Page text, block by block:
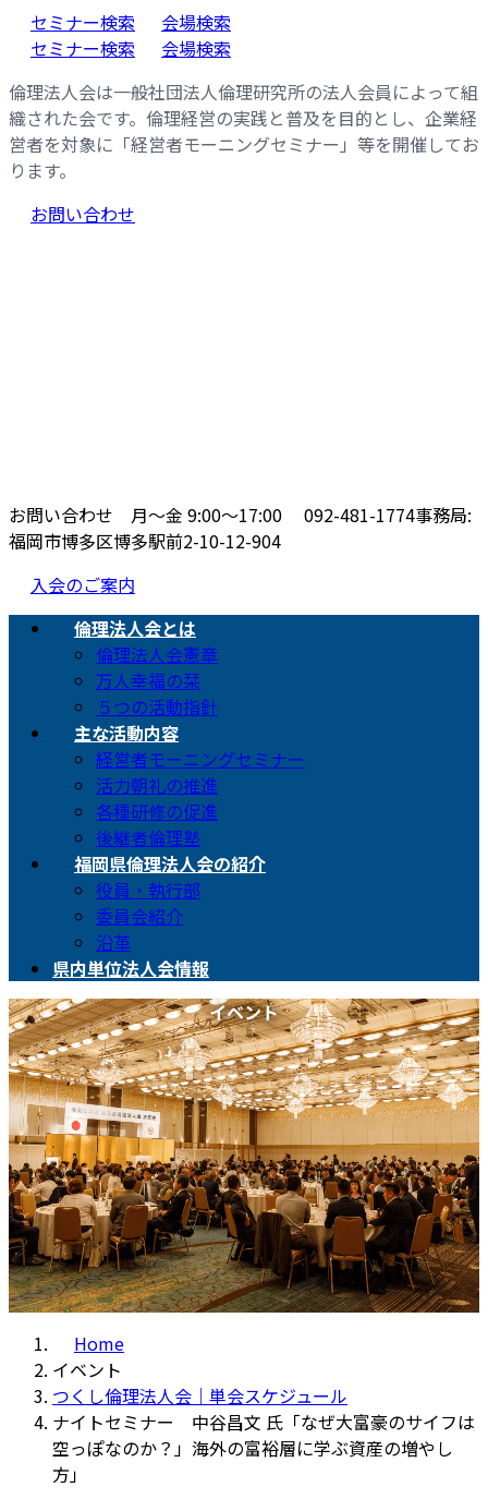
ン
ツ
へ
ス
ー
シ
ョ
ン
セミナー検索
会場検索
セミナー検索
会場検索
倫理法人会は一般社団法人倫理研究所の法人会員によって組
織された会です。倫理経営の実践と普及を目的とし、企業経
営者を対象に「経営者モーニングセミナー」等を開催してお
ります。
お問い合わせ
お問い合わせ 月〜金 9:00〜17:00 092-481-1774事務局:
福岡市博多区博多駅前2-10-12-904
入会のご案内
倫理法人会とは
倫理法人会憲章
万人幸福の栞
５つの活動指針
主な活動内容
経営者モーニングセミナー
活力朝礼の推進
各種研修の促進
後継者倫理塾
福岡県倫理法人会の紹介
役員・執行部
委員会紹介
沿革
県内単位法人会情報
イベント
Home
イベント
つくし倫理法人会｜単会スケジュール
ナイトセミナー 中谷昌文 氏「なぜ大富豪のサイフは
空っぽなのか？」海外の富裕層に学ぶ資産の増やし
方」